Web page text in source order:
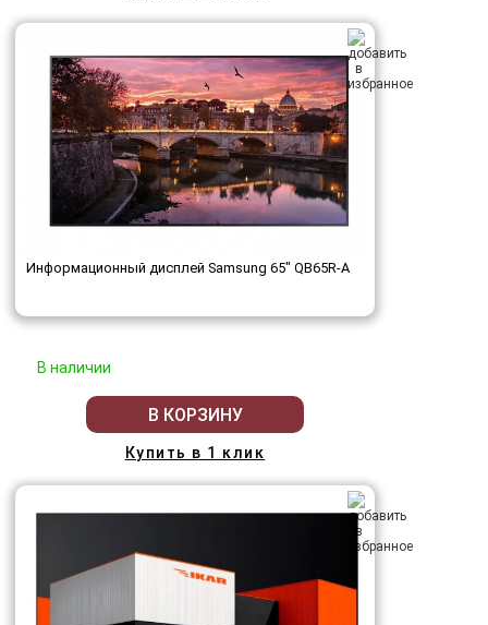
Информационный дисплей Samsung 65" QB65R-A
В наличии
В КОРЗИНУ
Купить в 1 клик